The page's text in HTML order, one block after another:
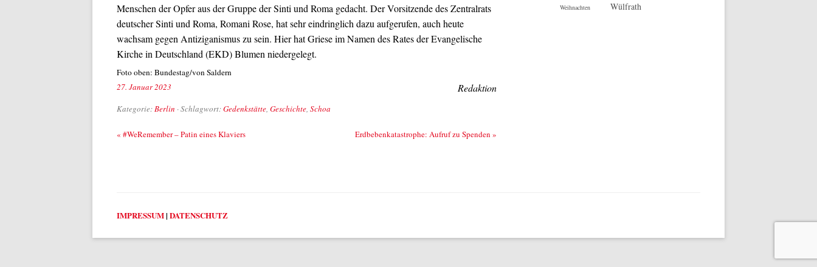
Menschen der Opfer aus der Gruppe der Sinti und Roma gedacht. Der Vorsitzende des Zentralrats
deutscher Sinti und Roma, Romani Rose, hat sehr eindringlich dazu aufgerufen, auch heute
wachsam gegen Antiziganismus zu sein. Hier hat Griese im Namen des Rates der Evangelische
Kirche in Deutschland (EKD) Blumen niedergelegt.
Foto oben: Bundestag/von Saldern
Redaktion
27. Januar 2023
Kategorie:Berlin · Schlagwort:Gedenkstätte, Geschichte, Schoa
Beitrags-Navigation
« #WeRemember – Patin eines Klaviers Erdbebenkatastrophe: Aufruf zu Spenden »
Weihnachten Wülfrath
IMPRESSUM| DATENSCHUTZ